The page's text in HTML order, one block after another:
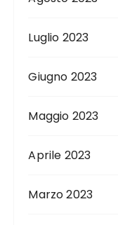
Luglio 2023
Giugno 2023
Maggio 2023
Aprile 2023
Marzo 2023